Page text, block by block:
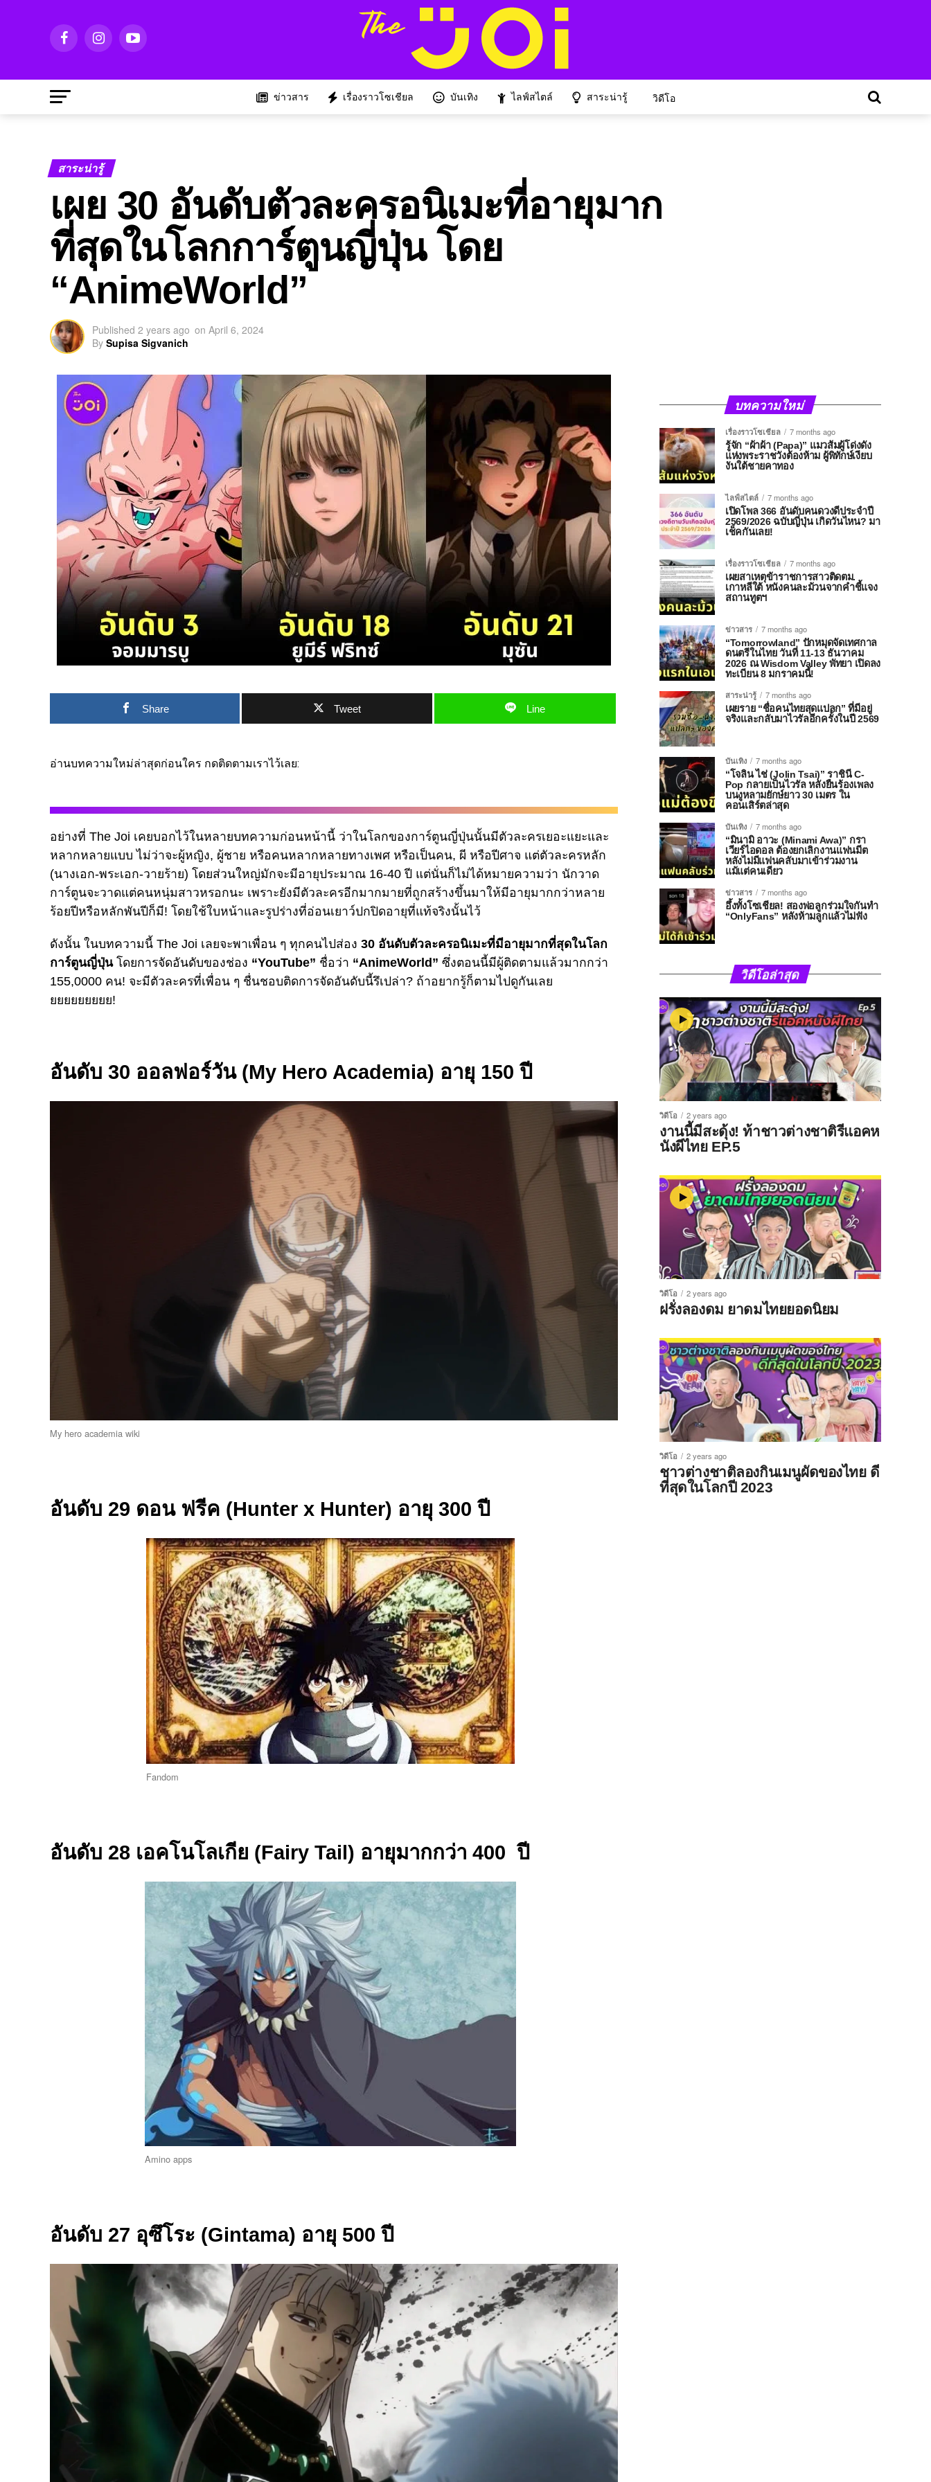
ข่าวสาร เรื่องราวโซเชียล บันเทิง ไลฟ์สไตล์ สาระน่ารู้ วิดีโอ
สาระน่ารู้
เผย 30 อันดับตัวละครอนิเมะที่อายุมาก
ที่สุดในโลกการ์ตูนญี่ปุ่น โดย
“AnimeWorld”
Published 2 years ago on April 6, 2024
By Supisa Sigvanich
Share Tweet Line
อ่านบทความใหม่ล่าสุดก่อนใคร กดติดตามเราไว้เลย:
อย่างที่ The Joi เคยบอกไว้ในหลายบทความก่อนหน้านี้ ว่าในโลกของการ์ตูนญี่ปุ่นนั้นมีตัวละครเยอะแยะและ
หลากหลายแบบ ไม่ว่าจะผู้หญิง, ผู้ชาย หรือคนหลากหลายทางเพศ หรือเป็นคน, ผี หรือปีศาจ แต่ตัวละครหลัก
(นางเอก-พระเอก-วายร้าย) โดยส่วนใหญ่มักจะมีอายุประมาณ 16-40 ปี แต่นั่นก็ไม่ได้หมายความว่า นักวาด
การ์ตูนจะวาดแต่คนหนุ่มสาวหรอกนะ เพราะยังมีตัวละครอีกมากมายที่ถูกสร้างขึ้นมาให้มีอายุมากกว่าหลาย
ร้อยปีหรือหลักพันปีก็มี! โดยใช้ใบหน้าและรูปร่างที่อ่อนเยาว์ปกปิดอายุที่แท้จริงนั้นไว้
ดังนั้น ในบทความนี้ The Joi เลยจะพาเพื่อน ๆ ทุกคนไปส่อง 30 อันดับตัวละครอนิเมะที่มีอายุมากที่สุดในโลก
การ์ตูนญี่ปุ่น โดยการจัดอันดับของช่อง “YouTube” ชื่อว่า “AnimeWorld” ซึ่งตอนนี้มีผู้ติดตามแล้วมากกว่า
155,0000 คน! จะมีตัวละครที่เพื่อน ๆ ชื่นชอบติดการจัดอันดับนี้รึเปล่า? ถ้าอยากรู้ก็ตามไปดูกันเลย
ยยยยยยยยย!
อันดับ 30 ออลฟอร์วัน (My Hero Academia) อายุ 150 ปี
My hero academia wiki
อันดับ 29 ดอน ฟรีค (Hunter x Hunter) อายุ 300 ปี
Fandom
อันดับ 28 เอคโนโลเกีย (Fairy Tail) อายุมากกว่า 400 ปี
Amino apps
อันดับ 27 อุซึโระ (Gintama) อายุ 500 ปี
บทความใหม่
เรื่องราวโซเชียล
7 months ago
รู้จัก “ผ้าผ้า (Papa)” แมวส้มผู้โด่งดัง
แห่งพระราชวังต้องห้าม ผู้พิทักษ์เงียบ
งันใต้ชายคาทอง
ไลฟ์สไตล์
7 months ago
เปิดโพล 366 อันดับคนดวงดีประจำปี
2569/2026 ฉบับญี่ปุ่น เกิดวันไหน? มา
เช็คกันเลย!
เรื่องราวโซเชียล
7 months ago
เผยสาเหตุข้าราชการสาวติดตม.
เกาหลีใต้ หนังคนละม้วนจากคำชี้แจง
สถานทูตฯ
ข่าวสาร
7 months ago
“Tomorrowland” ปักหมุดจัดเทศกาล
ดนตรีในไทย วันที่ 11-13 ธันวาคม
2026 ณ Wisdom Valley พัทยา เปิดลง
ทะเบียน 8 มกราคมนี้!
สาระน่ารู้
7 months ago
เผยราย “ชื่อคนไทยสุดแปลก” ที่มีอยู่
จริงและกลับมาไวรัลอีกครั้งในปี 2569
บันเทิง
7 months ago
“โจลิน ไช่ (Jolin Tsai)” ราชินี C-
Pop กลายเป็นไวรัล หลังยืนร้องเพลง
บนงูหลามยักษ์ยาว 30 เมตร ใน
คอนเสิร์ตล่าสุด
บันเทิง
7 months ago
“มินามิ อาวะ (Minami Awa)” กรา
เวียร์ไอดอล ต้องยกเลิกงานแฟนมีต
หลังไม่มีแฟนคลับมาเข้าร่วมงาน
แม้แต่คนเดียว
ข่าวสาร
7 months ago
อึ้งทั้งโซเชียล! สองพ่อลูกร่วมใจกันทำ
“OnlyFans” หลังห้ามลูกแล้วไม่ฟัง
วิดีโอล่าสุด
วิดีโอ 2 years ago
งานนี้มีสะดุ้ง! ท้าชาวต่างชาติรีแอคห
นังผีไทย EP.5
วิดีโอ 2 years ago
ฝรั่งลองดม ยาดมไทยยอดนิยม
วิดีโอ 2 years ago
ชาวต่างชาติลองกินเมนูผัดของไทย ดี
ที่สุดในโลกปี 2023